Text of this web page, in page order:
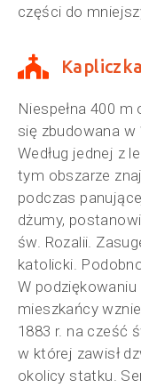
części do
Niespełna 400
się zbudowana w
Według jednej z
tym obszarze
podczas
dżumy,
św. Rozalii.
katolicki.
W
mieszkańcy
1883 r. na cześć
w której zawisł
okolicy statku.